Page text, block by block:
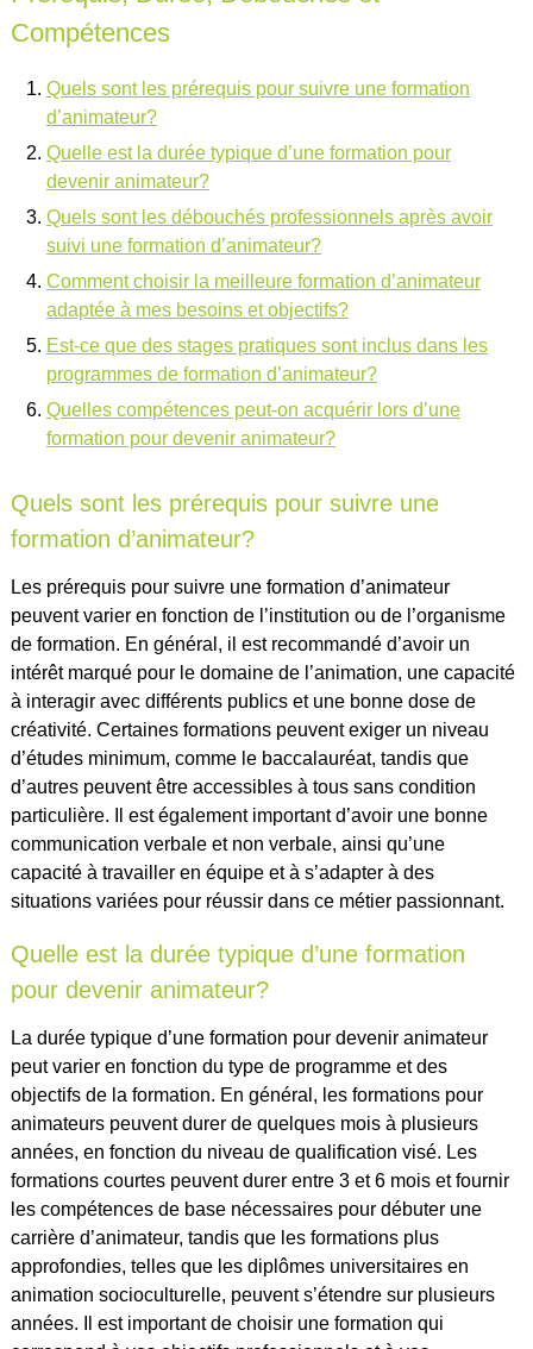
Compétences
Quels sont les prérequis pour suivre une formation
d’animateur?
Quelle est la durée typique d’une formation pour
devenir animateur?
Quels sont les débouchés professionnels après avoir
suivi une formation d’animateur?
Comment choisir la meilleure formation d’animateur
adaptée à mes besoins et objectifs?
Est-ce que des stages pratiques sont inclus dans les
programmes de formation d’animateur?
Quelles compétences peut-on acquérir lors d’une
formation pour devenir animateur?
Quels sont les prérequis pour suivre une
formation d’animateur?
Les prérequis pour suivre une formation d’animateur
peuvent varier en fonction de l’institution ou de l’organisme
de formation. En général, il est recommandé d’avoir un
intérêt marqué pour le domaine de l’animation, une capacité
à interagir avec différents publics et une bonne dose de
créativité. Certaines formations peuvent exiger un niveau
d’études minimum, comme le baccalauréat, tandis que
d’autres peuvent être accessibles à tous sans condition
particulière. Il est également important d’avoir une bonne
communication verbale et non verbale, ainsi qu’une
capacité à travailler en équipe et à s’adapter à des
situations variées pour réussir dans ce métier passionnant.
Quelle est la durée typique d’une formation
pour devenir animateur?
La durée typique d’une formation pour devenir animateur
peut varier en fonction du type de programme et des
objectifs de la formation. En général, les formations pour
animateurs peuvent durer de quelques mois à plusieurs
années, en fonction du niveau de qualification visé. Les
formations courtes peuvent durer entre 3 et 6 mois et fournir
les compétences de base nécessaires pour débuter une
carrière d’animateur, tandis que les formations plus
approfondies, telles que les diplômes universitaires en
animation socioculturelle, peuvent s’étendre sur plusieurs
années. Il est important de choisir une formation qui